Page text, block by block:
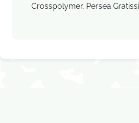
Crosspolymer, Persea